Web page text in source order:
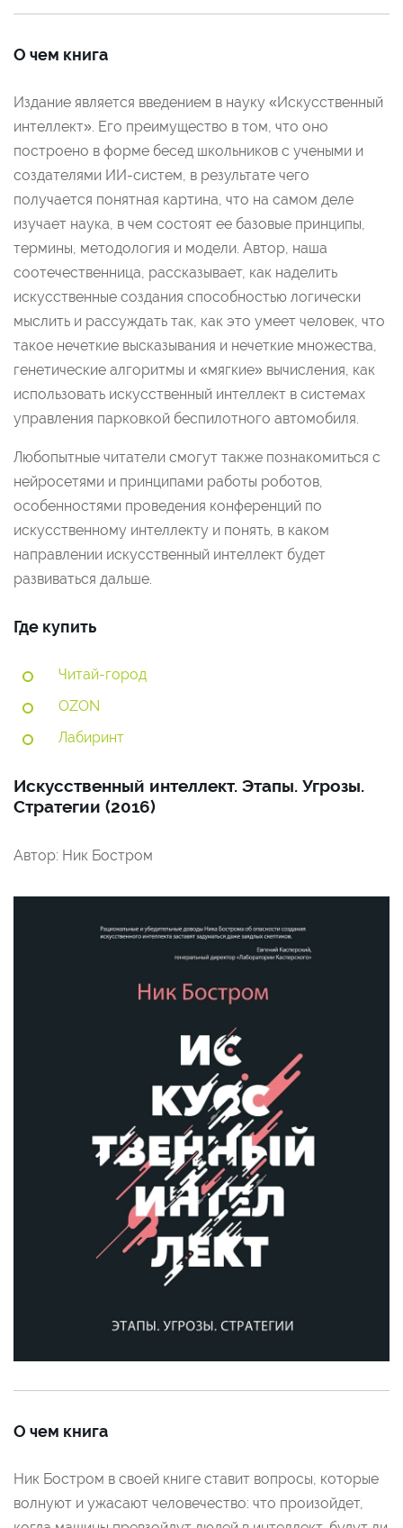
О чем книга
Издание является введением в науку «Искусственный
интеллект». Его преимущество в том, что оно
построено в форме бесед школьников с учеными и
создателями ИИ-систем, в результате чего
получается понятная картина, что на самом деле
изучает наука, в чем состоят ее базовые принципы,
термины, методология и модели. Автор, наша
соотечественница, рассказывает, как наделить
искусственные создания способностью логически
мыслить и рассуждать так, как это умеет человек, что
такое нечеткие высказывания и нечеткие множества,
генетические алгоритмы и «мягкие» вычисления, как
использовать искусственный интеллект в системах
управления парковкой беспилотного автомобиля.
Любопытные читатели смогут также познакомиться с
нейросетями и принципами работы роботов,
особенностями проведения конференций по
искусственному интеллекту и понять, в каком
направлении искусственный интеллект будет
развиваться дальше.
Где купить
Читай-город
OZON
Лабиринт
Искусственный интеллект. Этапы. Угрозы.
Стратегии (2016)
Автор: Ник Бостром
О чем книга
Ник Бостром в своей книге ставит вопросы, которые
волнуют и ужасают человечество: что произойдет,